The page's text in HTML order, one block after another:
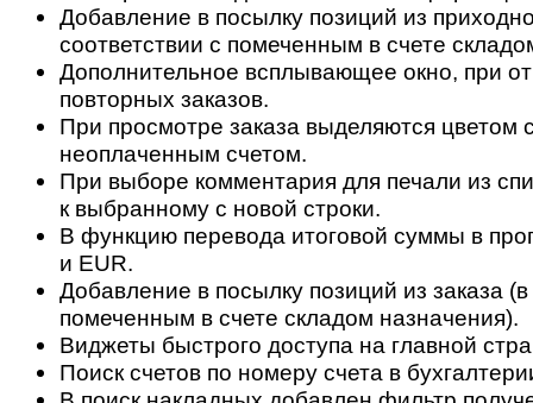
Добавление в посылку позиций из
соответствии с помеченным в счете
Дополнительное всплывающее окно, при
повторных заказов.
При просмотре заказа выделяются цветом
неоплаченным счетом.
При выборе комментария для печали из
к выбранному с новой строки.
В функцию перевода итоговой суммы в
и EUR.
Добавление в посылку позиций из заказа (в
помеченным в счете складом назначения).
Виджеты быстрого доступа на главной
Поиск счетов по номеру счета в